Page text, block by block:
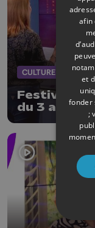
CULTURE
Festival
du 3 au 12
afin
et
fonder
;